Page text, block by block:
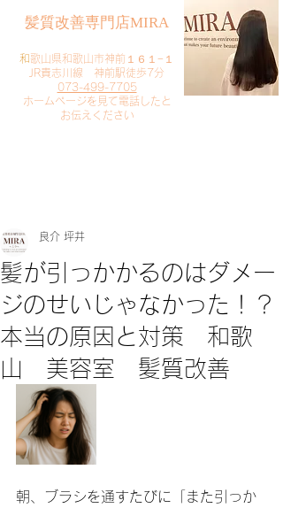
​髪質改善専門店MIRA
​和歌山県和歌山市神前１６１−１
JR貴志川線 神前駅徒歩7分
073-499-7705
​ホームページを見て電話したと
お伝えください
髪が引っかかるのはダメー
ジのせいじゃなかった！？
本当の原因と対策 和歌
山 美容室 髪質改善
良介 坪井
朝、ブラシを通すたびに「また引っか